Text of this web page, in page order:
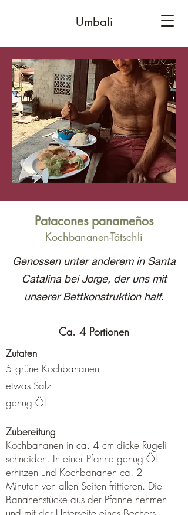
Umbali
Patacones panameños
Kochbananen-Tätschli
Genossen unter anderem in Santa
Catalina bei Jorge, der uns mit
unserer Bettkonstruktion half.
Ca. 4 Portionen
Zutaten
5 grüne Kochbananen
etwas Salz
genug Öl
Zubereitung
Kochbananen in ca. 4 cm dicke Rugeli
schneiden. In einer Pfanne genug Öl
erhitzen und Kochbananen ca. 2
Minuten von allen Seiten frittieren. Die
Bananenstücke aus der Pfanne nehmen